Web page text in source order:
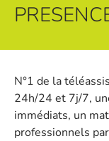
N°1 de la
24h/24 et 7j/7,
immédiats, un
professionnels